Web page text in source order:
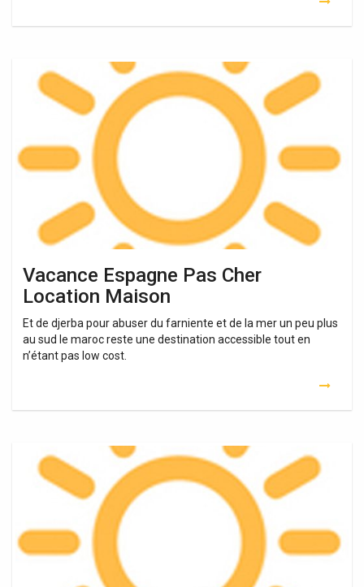
Vacance Espagne Pas Cher
Location Maison
Et de djerba pour abuser du farniente et de la mer un peu plus
au sud le maroc reste une destination accessible tout en
n’étant pas low cost.
Espagne
Maison
Vacances
Espagne
Piscine